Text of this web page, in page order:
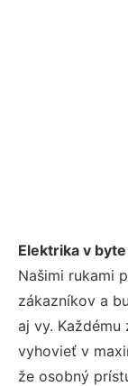
Elektrika v
Našimi rukami
zákazníkov a
aj vy.
vyhovieť v
že osobný